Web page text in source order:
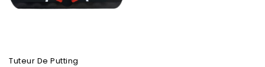
Tuteur De Putting